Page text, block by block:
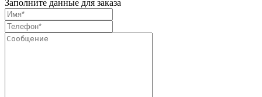
Заполните данные для заказа